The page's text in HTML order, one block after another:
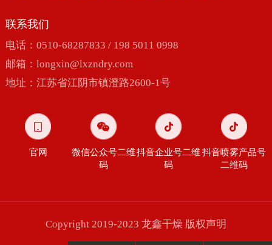
联系我们
电话：0510-68287833 / 198 5011 0998
邮箱： longxin@lxzndry.com
地址：江苏省江阴市镇澄路2600-1号
官网
微信公众号二维
码
抖音企业号二维
码
抖音喷雾产品号
二维码
Copyright 2019-2023 龙鑫干燥 版权声明